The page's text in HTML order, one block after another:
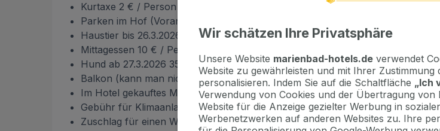
Kurtaxe 2 € / Person / Nacht
Parken im Hof (Voranmeldung erforderlich) 15 € / Nacht
Haustier bis 26.3.2026 45 € / Nacht
Mittagessen 10 € / Person
Hund ab 27.3.2026 35 € / Nacht
Balkon (kann man nicht im voraus garantieren) 15 € / Nacht
Im Hotel gekauftes Mittagessen 20 € / Person / Nacht
Gebühr für Klimaanlage 15 € / Nacht
Zuschlag für einen Wochenendaufenthalt (Fr, Sa) gilt nicht für Kuraufenthalte
Wir schätzen Ihre Privatsphäre
Unsere Website marienbad-hotels.de verwendet
Website zu gewährleisten und mit Ihrer
personalisieren. Indem Sie auf die Schaltfläche „Ich
Verwendung von Cookies und der Übertragung von
Website für die Anzeige gezielter Werbung in
Werbenetzwerken auf anderen Websites zu. Ihre